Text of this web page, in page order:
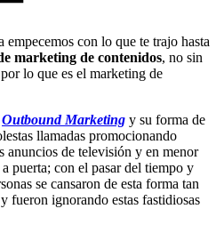
con lo que te trajo hasta
marketing de contenidos, no sin
lo que es el marketing de
Outbound Marketing y su forma de
llamadas promocionando
anuncios de televisión y en menor
puerta; con el pasar del tiempo y
se cansaron de esta forma tan
fueron ignorando estas fastidiosas